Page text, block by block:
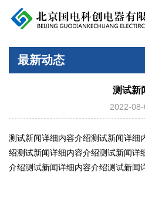
最新动态
测试新
2022-08-
测试新闻详细内容介绍测试新闻详细
绍测试新闻详细内容介绍测试新闻详
介绍测试新闻详细内容介绍测试新闻